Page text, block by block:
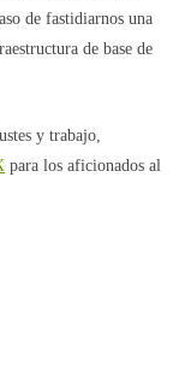
de fastidiarnos una
de base de
y trabajo,
para los aficionados al